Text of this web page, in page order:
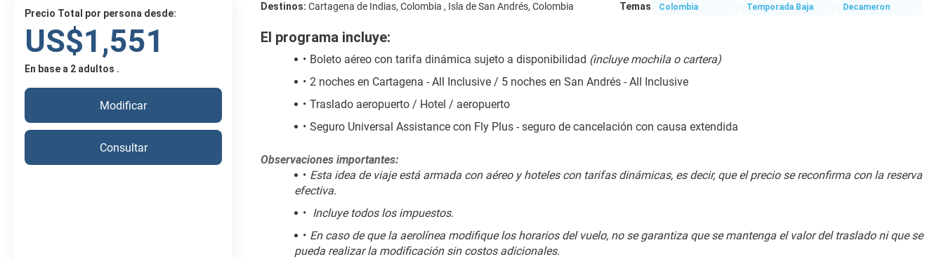
Destinos: Cartagena de Indias, Colombia , Isla de San Andrés, Colombia Temas Colombia Temporada Baja Decameron
El programa incluye:
Boleto aéreo con tarifa dinámica sujeto a disponibilidad (incluye mochila o cartera)
2 noches en Cartagena - All Inclusive / 5 noches en San Andrés - All Inclusive
Traslado aeropuerto / Hotel / aeropuerto
Seguro Universal Assistance con Fly Plus - seguro de cancelación con causa extendida
Observaciones importantes:
Esta idea de viaje está armada con aéreo y hoteles con tarifas dinámicas, es decir, que el precio se reconfirma con la reserva
efectiva.
Incluye todos los impuestos.
En caso de que la aerolínea modifique los horarios del vuelo, no se garantiza que se mantenga el valor del traslado ni que se
pueda realizar la modificación sin costos adicionales.
Precio Total por persona desde:
US$1,551
En base a 2 adultos .
Modificar
Consultar